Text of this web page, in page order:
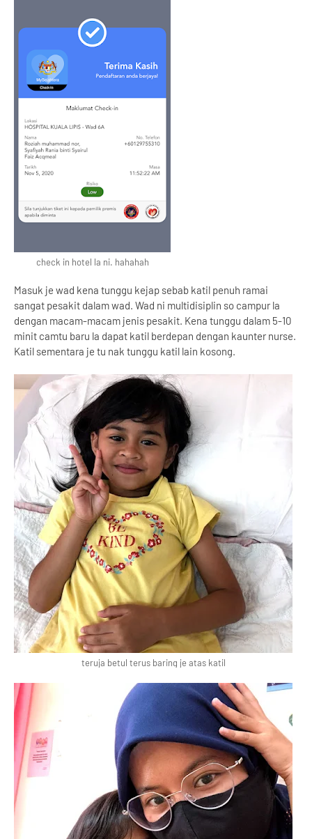
check in hotel la ni. hahahah
Masuk je wad kena tunggu kejap sebab katil penuh ramai
sangat pesakit dalam wad. Wad ni multidisiplin so campur la
dengan macam-macam jenis pesakit. Kena tunggu dalam 5-10
minit camtu baru la dapat katil berdepan dengan kaunter nurse.
Katil sementara je tu nak tunggu katil lain kosong.
teruja betul terus baring je atas katil